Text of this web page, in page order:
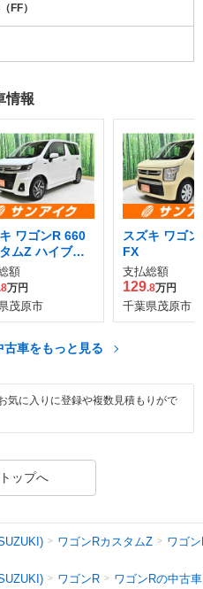
FF）
情報
ワゴンR 660
ムZ ハイブリ
アップグレ
ッケージ装着
額
万円
茂原市
スズキ ワゴ
FX
支払総額
129.8万円
千葉県茂原市
古車をもっと見る
気に入りに登録や複数見積もりがで
ップへ
ワゴンRカスタムZ ワゴ
ワゴンR ワゴンRの中古車